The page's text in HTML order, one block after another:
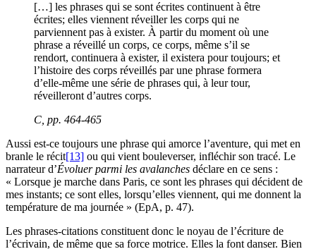
[…] les phrases qui se sont écrites continuent à être
écrites; elles viennent réveiller les corps qui ne
parviennent pas à exister. À partir du moment où une
phrase a réveillé un corps, ce corps, même s’il se
rendort, continuera à exister, il existera pour toujours; et
l’histoire des corps réveillés par une phrase formera
d’elle-même une série de phrases qui, à leur tour,
réveilleront d’autres corps.
C, pp. 464-465
Aussi est-ce toujours une phrase qui amorce l’aventure, qui met en
branle le récit[13] ou qui vient bouleverser, infléchir son tracé. Le
narrateur d’Évoluer parmi les avalanches déclare en ce sens :
« Lorsque je marche dans Paris, ce sont les phrases qui décident de
mes instants; ce sont elles, lorsqu’elles viennent, qui me donnent la
température de ma journée » (EpA, p. 47).
Les phrases-citations constituent donc le noyau de l’écriture de
l’écrivain, de même que sa force motrice. Elles la font danser. Bien